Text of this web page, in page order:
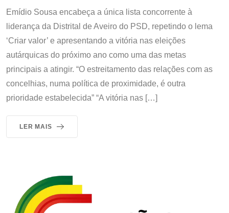
Emídio Sousa encabeça a única lista concorrente à
liderança da Distrital de Aveiro do PSD, repetindo o lema
‘Criar valor’ e apresentando a vitória nas eleições
autárquicas do próximo ano como uma das metas
principais a atingir. “O estreitamento das relações com as
concelhias, numa política de proximidade, é outra
prioridade estabelecida” “A vitória nas […]
LER MAIS